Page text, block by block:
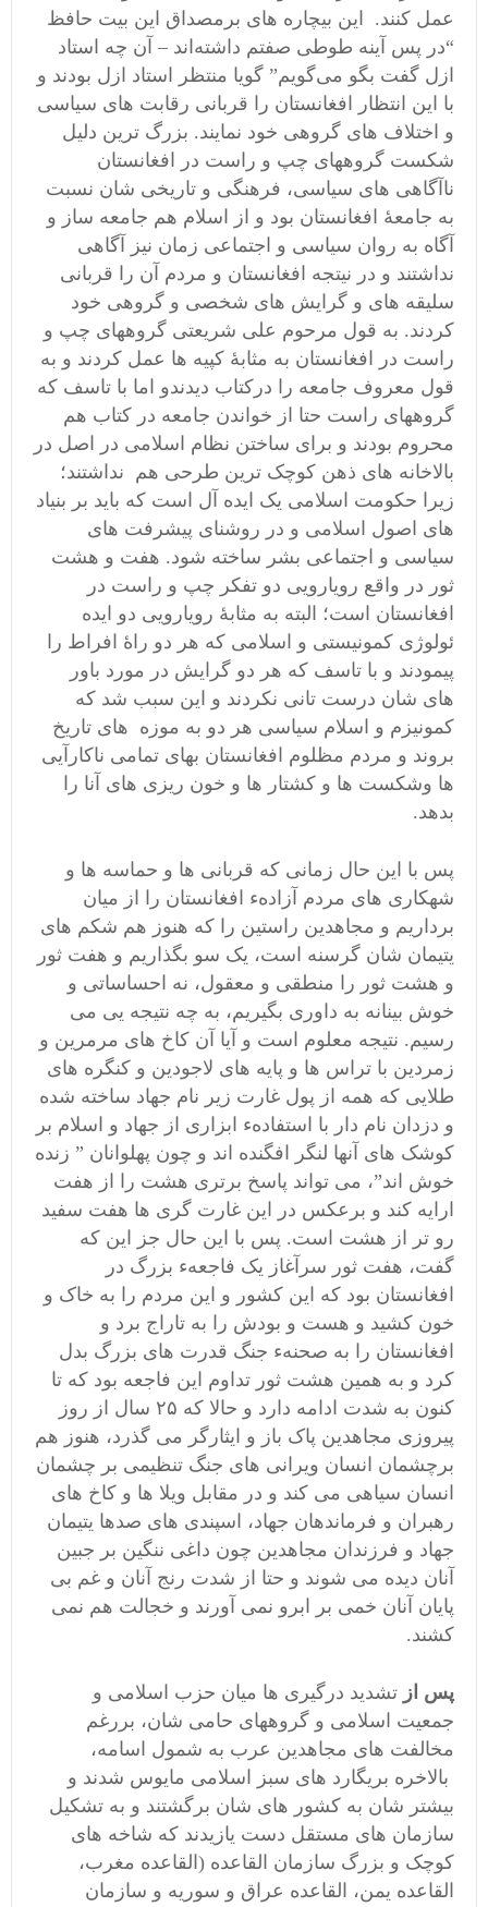
عمل کنند. این بیچاره های برمصداق این بیت حافظ
“در پس آینه طوطی صفتم داشته‌اند – آن چه استاد
ازل گفت بگو می‌گویم” گویا منتظر استاد ازل بودند و
با این انتظار افغانستان را قربانی رقابت های سیاسی
و اختلاف های گروهی خود نمایند. بزرگ ترین دلیل
شکست گروههای چپ و راست در افغانستان
ناآگاهی های سیاسی، فرهنگی و تاریخی شان نسبت
به جامعۀ افغانستان بود و از اسلام هم جامعه ساز و
آگاه به روان سیاسی و اجتماعی زمان نیز آگاهی
نداشتند و در نیتجه افغانستان و مردم آن را قربانی
سلیقه های و گرایش های شخصی و گروهی خود
کردند. به قول مرحوم علی شریعتی گروههای چپ و
راست در افغانستان به مثابۀ کپیه ها عمل کردند و به
قول معروف جامعه را درکتاب دیدندو اما با تاسف که
گروههای راست حتا از خواندن جامعه در کتاب هم
محروم بودند و برای ساختن نظام اسلامی در اصل در
بالاخانه های ذهن کوچک ترین طرحی هم نداشتند؛
زیرا حکومت اسلامی یک ایده آل است که باید بر بنیاد
های اصول اسلامی و در روشنای پیشرفت های
سیاسی و اجتماعی بشر ساخته شود. هفت و هشت
ثور در واقع رویارویی دو تفکر چپ و راست در
افغانستان است؛ البته به مثابۀ رویارویی دو ایده
ئولوژی کمونیستی و اسلامی که هر دو راۀ افراط را
پیمودند و با تاسف که هر دو گرایش در مورد باور
های شان درست تانی نکردند و این سبب شد که
کمونیزم و اسلام سیاسی هر دو به موزه های تاریخ
بروند و مردم مظلوم افغانستان بهای تمامی ناکارآیی
ها وشکست ها و کشتار ها و خون ریزی های آنا را
بدهد.
پس با این حال زمانی که قربانی ها و حماسه ها و
شهکاری های مردم آزادهء افغانستان را از میان
برداریم و مجاهدین راستین را که هنوز هم شکم های
یتیمان شان گرسنه است، یک سو بگذاریم و هفت ثور
و هشت ثور را منطقی و معقول، نه احساساتی و
خوش بینانه به داوری بگیریم، به چه نتیجه یی می
رسیم. نتیجه معلوم است و آیا آن کاخ های مرمرین و
زمردین با تراس ها و پایه های لاجودین و کنگره های
طلایی که همه از پول غارت زیر نام جهاد ساخته شده
و دزدان نام دار با استفادهء ابزاری از جهاد و اسلام بر
کوشک های آنها لنگر افگنده اند و چون پهلوانان ” زنده
خوش اند”، می تواند پاسخ برتری هشت را از هفت
ارایه کند و برعکس در این غارت گری ها هفت سفید
رو تر از هشت است. پس با این حال جز این که
گفت، هفت ثور سرآغاز یک فاجعهء بزرگ در
افغانستان بود که این کشور و این مردم را به خاک و
خون کشید و هست و بودش را به تاراج برد و
افغانستان را به صحنهء جنگ قدرت های بزرگ بدل
کرد و به همین هشت ثور تداوم این فاجعه بود که تا
کنون به شدت ادامه دارد و حالا که ۲۵ سال از روز
پیروزی مجاهدین پاک باز و ایثارگر می گذرد، هنوز هم
برچشمان انسان ویرانی های جنگ تنظیمی بر چشمان
انسان سیاهی می کند و در مقابل ویلا ها و کاخ های
رهبران و فرماندهان جهاد، اسپندی های صدها یتیمان
جهاد و فرزندان مجاهدین چون داغی ننگین بر جبین
آنان دیده می شوند و حتا از شدت رنج آنان و غم بی
پایان آنان خمی بر ابرو نمی آورند و خجالت هم نمی
کشند.
پس از تشدید درگیری ها میان حزب اسلامی و
جمعیت اسلامی و گروههای حامی شان، بررغم
مخالفت های مجاهدین عرب به شمول اسامه،
بالاخره بریگارد های سبز اسلامی مایوس شدند و
بیشتر شان به کشور های شان برگشتند و به تشکیل
سازمان های مستقل دست یازیدند که شاخه های
کوچک و بزرگ سازمان القاعده (القاعده مغرب،
القاعده یمن، القاعده عراق و سوریه و سازمان